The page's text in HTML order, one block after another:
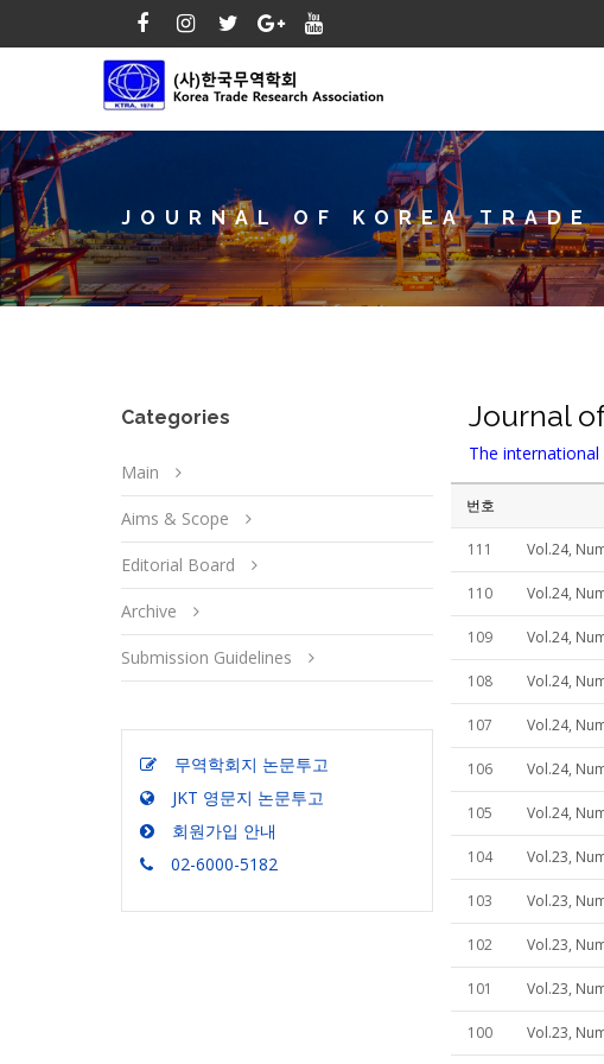
JOURNAL OF KOREA TRADE
Categories
Main
Aims & Scope
Editorial Board
Archive
Submission Guidelines
무역학회지 논문투고
JKT 영문지 논문투고
회원가입 안내
02-6000-5182
Journal
The
번호
111 Vol.24,
110 Vol.24,
109 Vol.24,
108 Vol.24,
107 Vol.24,
106 Vol.24,
105 Vol.24,
104 Vol.23,
103 Vol.23,
102 Vol.23,
101 Vol.23,
100 Vol.23,